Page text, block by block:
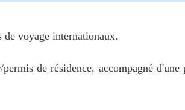
voyage internationaux.
de résidence, accompagné